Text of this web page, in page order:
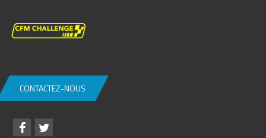
CONTACTEZ-NOUS